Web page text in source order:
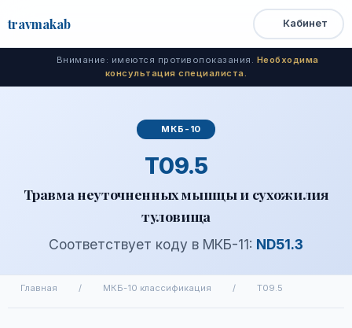
travmakab
Открыть
меню
Быстрый
доступ
Кабинет
Внимание: имеются противопоказания. Необходима
консультация специалиста.
МКБ-10
T09.5
Травма неуточненных мышцы и сухожилия
туловища
Соответствует коду в МКБ-11: ND51.3
Главная / МКБ-10 классификация / T09.5